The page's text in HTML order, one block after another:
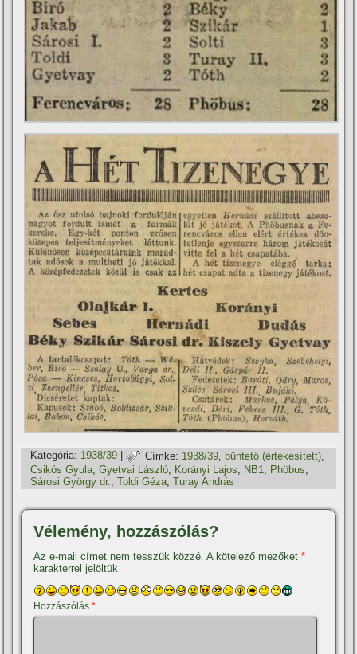
Kategória: 1938/39 | Címke: 1938/39 büntető (értékesí­tett)
Csikós Gyula,Gyetvai László, Korányi Lajos, NB1, Phöbus,
Sárosi György dr.,Toldi Géza,Turay András
Vélemény, hozzászólás?
Az e-mail címet nem tesszük közzé. A kötelező mezőket*
karakterrel jelöltük
Hozzászólás*